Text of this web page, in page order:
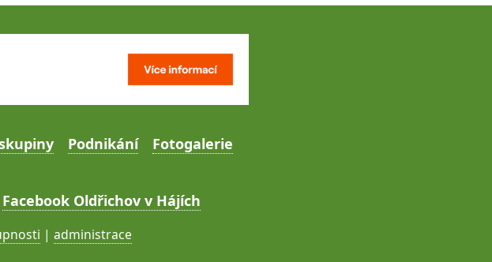
Podnikání
Fotogalerie
Facebook Oldřichov v Hájích
| administrace